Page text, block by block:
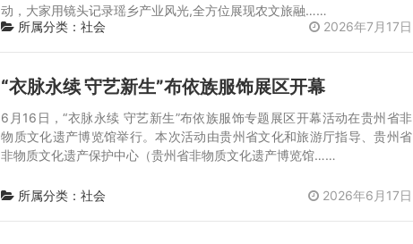
动，大家用镜头记录瑶乡产业风光,全方位展现农文旅融……
所属分类：社会
2026年7月17日
“衣脉永续 守艺新生”布依族服饰展区开幕
6月16日，“衣脉永续 守艺新生”布依族服饰专题展区开幕活动在贵州省非
物质文化遗产博览馆举行。本次活动由贵州省文化和旅游厅指导、贵州省
非物质文化遗产保护中心（贵州省非物质文化遗产博览馆……
所属分类：社会 2026年6月17日